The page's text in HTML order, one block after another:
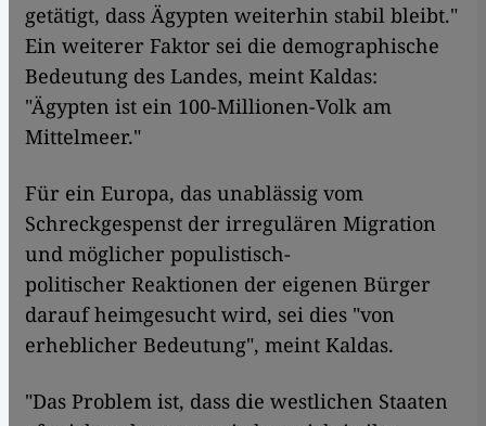
getätigt, dass Ägypten weiterhin stabil bleibt."
Ein weiterer Faktor sei die demographische
Bedeutung des Landes, meint Kaldas:
"Ägypten ist ein 100-Millionen-Volk am
Mittelmeer."
Für ein Europa, das unablässig vom
Schreckgespenst der irregulären Migration
und möglicher populistisch-
politischer Reaktionen der eigenen Bürger
darauf heimgesucht wird, sei dies "von
erheblicher Bedeutung", meint Kaldas.
"Das Problem ist, dass die westlichen Staaten